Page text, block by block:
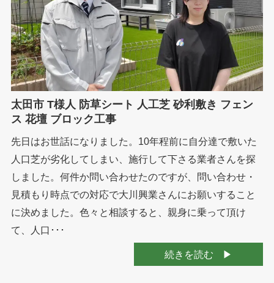
太田市 T様人 防草シート 人工芝 砂利敷き フェン
ス 花壇 ブロック工事
先日はお世話になりました。10年程前に自分達で敷いた
人口芝が劣化してしまい、施行して下さる業者さんを探
しました。何件か問い合わせたのですが、問い合わせ・
見積もり時点での対応で大川興業さんにお願いすること
に決めました。色々と相談すると、親身に乗って頂け
て、人口･･･
続きを読む